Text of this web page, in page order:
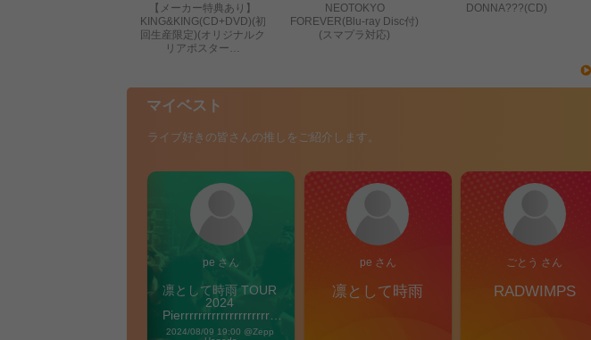
【メーカー特典あり】
KING&KING(CD+DVD)(初
回生産限定)(オリジナルク
リアポスター…
NEOTOKYO
FOREVER(Blu-ray Disc付)
(スマプラ対応)
DONNA???(CD)
マイベスト
ライブ好きの皆さんの推しをご紹介します。
pe さん
凛として時雨 TOUR
2024
Pierrrrrrrrrrrrrrrrrrrre
Vibes
2024/08/09 19:00 @Zepp
pe さん
凛として時雨
ごとう さん
RADWIMPS